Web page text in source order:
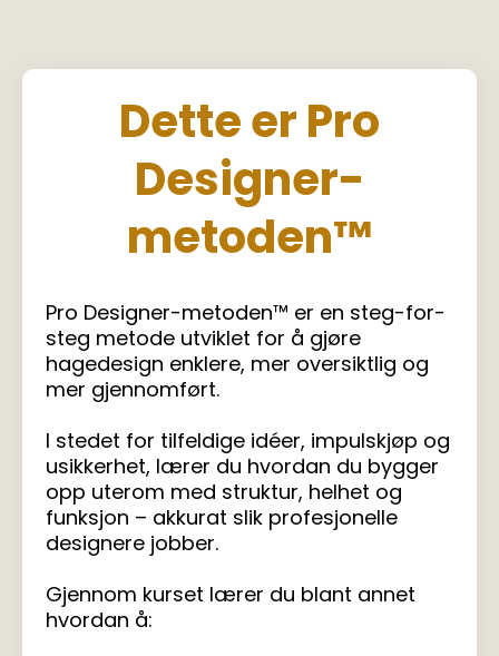
Dette erPro
Designer-
metoden™
Pro Designer-metoden™ er en steg-for-
steg metode utviklet for å gjøre
hagedesign enklere, mer oversiktlig og
mer gjennomført.
I stedet for tilfeldige idéer, impulskjøp og
usikkerhet, lærer du hvordan du bygger
opp uterom med struktur, helhet og
funksjon – akkurat slik profesjonelle
designere jobber.
Gjennom kurset lærer du blant annet
hvordan å: